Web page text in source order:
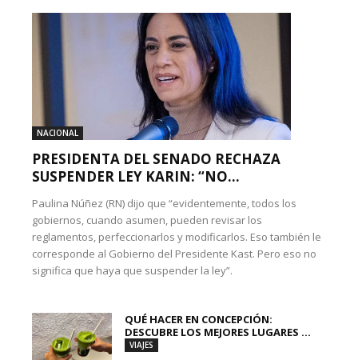
NACIONAL
PRESIDENTA DEL SENADO RECHAZA
SUSPENDER LEY KARIN: “NO...
Paulina Núñez (RN) dijo que “evidentemente, todos los
gobiernos, cuando asumen, pueden revisar los
reglamentos, perfeccionarlos y modificarlos. Eso también le
corresponde al Gobierno del Presidente Kast. Pero eso no
significa que haya que suspender la ley”.
QUÉ HACER EN CONCEPCIÓN:
DESCUBRE LOS MEJORES LUGARES ...
VIAJES